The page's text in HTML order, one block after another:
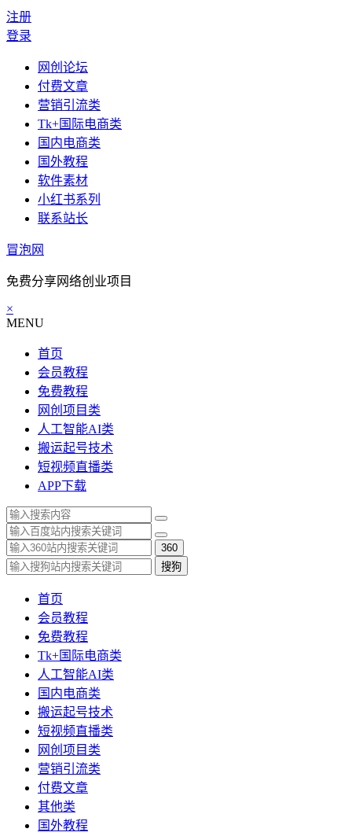
注册
登录
网创论坛
付费文章
营销引流类
Tk+国际电商类
国内电商类
国外教程
软件素材
小红书系列
联系站长
冒泡网
免费分享网络创业项目
×
MENU
首页
会员教程
免费教程
网创项目类
人工智能AI类
搬运起号技术
短视频直播类
APP下载
360
搜狗
首页
会员教程
免费教程
Tk+国际电商类
人工智能AI类
国内电商类
搬运起号技术
短视频直播类
网创项目类
营销引流类
付费文章
其他类
国外教程